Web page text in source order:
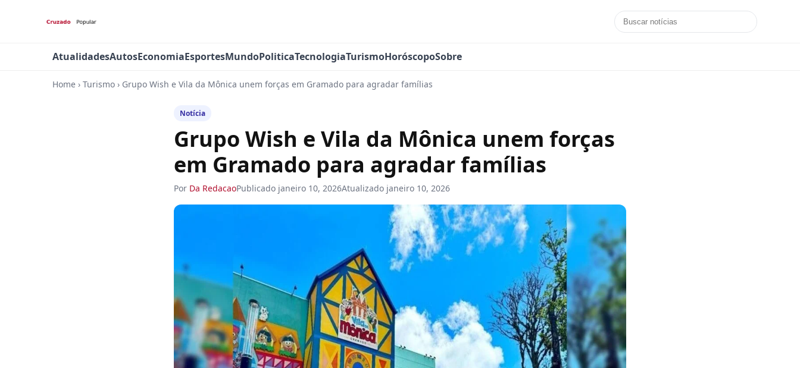
AtualidadesAutosEconomiaEsportesMundoPoliticaTecnologiaTurismoHoróscopoSobre
Home › Turismo › Grupo Wish e Vila da Mônica unem forças em Gramado para agradar famílias
Notícia
Grupo Wish e Vila da Mônica unem forças
em Gramado para agradar famílias
Por Da RedacaoPublicado janeiro 10, 2026Atualizado janeiro 10, 2026